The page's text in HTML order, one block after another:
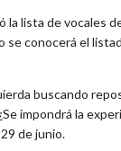
la lista de vocales
se conocerá el
buscando
impondrá la
de junio.